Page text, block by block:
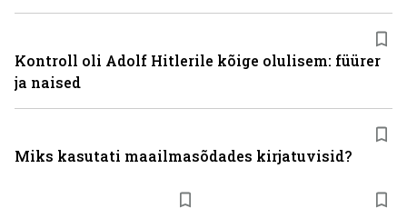
Kontroll oli Adolf Hitlerile kõige olulisem: füürer
ja naised
Miks kasutati maailmasõdades kirjatuvisid?